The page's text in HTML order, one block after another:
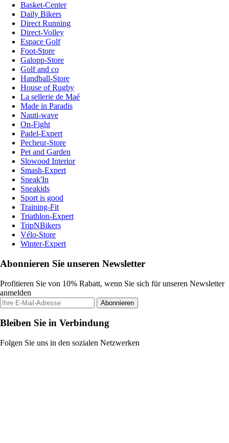
Basket-Center
Daily Bikers
Direct Running
Direct-Volley
Espace Golf
Foot-Store
Galopp-Store
Golf and co
Handball-Store
House of Rugby
La sellerie de Maé
Made in Paradis
Nauti-wave
On-Fight
Padel-Expert
Pecheur-Store
Pet and Garden
Slowood Interior
Smash-Expert
Sneak'In
Sneakids
Sport is good
Training-Fit
Triathlon-Expert
TripNBikers
Vélo-Store
Winter-Expert
Abonnieren Sie unseren Newsletter
Profitieren Sie von 10% Rabatt, wenn Sie sich für unseren Newsletter
anmelden
Abonnieren
Bleiben Sie in Verbindung
Folgen Sie uns in den sozialen Netzwerken